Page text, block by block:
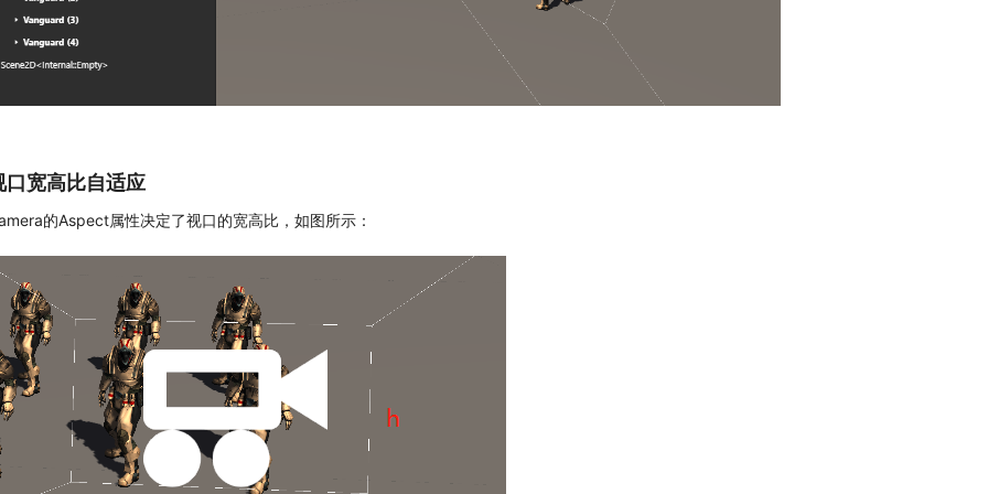
口宽高比自适应
的Aspect属性决定了视口的宽高比，如图所示：